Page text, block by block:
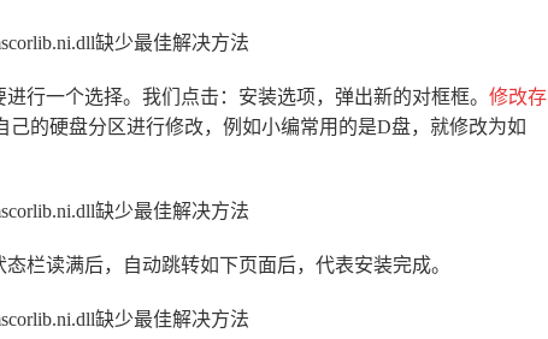
行一个选择。我们点击：安装选项，弹出新的对框框。 修改存
己的硬盘分区进行修改，例如小编常用的是D盘，就修改为如
栏读满后，自动跳转如下页面后，代表安装完成。